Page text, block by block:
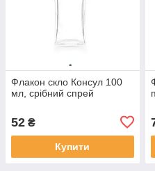
Флакон скло Консул 100
мл, срібний спрей
52 ₴
Купити